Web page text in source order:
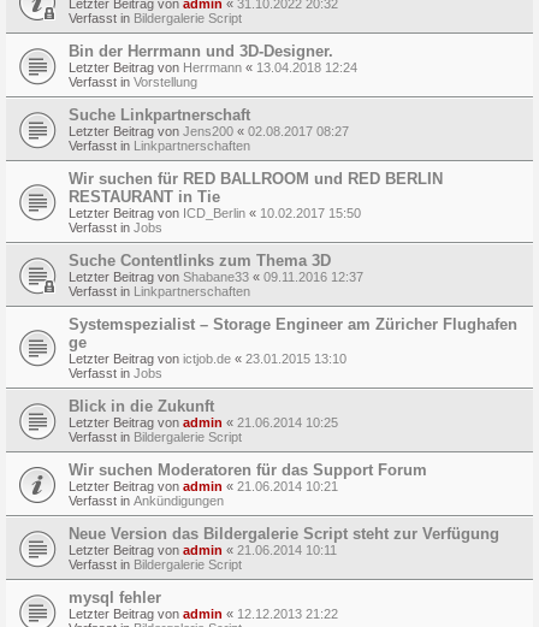
Letzter Beitrag von admin « 31.10.2022 20:32
Verfasst in Bildergalerie Script
Bin der Herrmann und 3D-Designer.
Letzter Beitrag von Herrmann « 13.04.2018 12:24
Verfasst in Vorstellung
Suche Linkpartnerschaft
Letzter Beitrag von Jens200 « 02.08.2017 08:27
Verfasst in Linkpartnerschaften
Wir suchen für RED BALLROOM und RED BERLIN
RESTAURANT in Tie
Letzter Beitrag von ICD_Berlin « 10.02.2017 15:50
Verfasst in Jobs
Suche Contentlinks zum Thema 3D
Letzter Beitrag von Shabane33 « 09.11.2016 12:37
Verfasst in Linkpartnerschaften
Systemspezialist – Storage Engineer am Züricher Flughafen
ge
Letzter Beitrag von ictjob.de « 23.01.2015 13:10
Verfasst in Jobs
Blick in die Zukunft
Letzter Beitrag von admin « 21.06.2014 10:25
Verfasst in Bildergalerie Script
Wir suchen Moderatoren für das Support Forum
Letzter Beitrag von admin « 21.06.2014 10:21
Verfasst in Ankündigungen
Neue Version das Bildergalerie Script steht zur Verfügung
Letzter Beitrag von admin « 21.06.2014 10:11
Verfasst in Bildergalerie Script
mysql fehler
Letzter Beitrag von admin « 12.12.2013 21:22